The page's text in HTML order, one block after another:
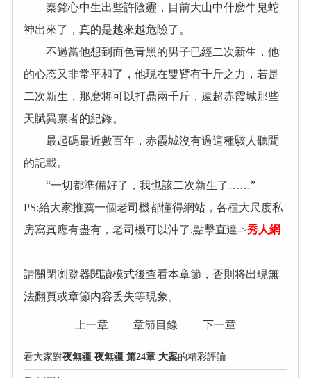
秦銘心中生出些許陰霾，目前大山中什麽牛鬼蛇
神出來了，真的是越來越危險了。
不過當他想到面色青黑的男子已經二次新生，他
的心态又非常平和了，他現在雙臂有千斤之力，若是
二次新生，那麽将可以打鼎兩千斤，遠超赤霞城那些
天賦異禀者的紀錄。
最起碼最近數百年，赤霞城沒有過這種駭人聽聞
的記載。
“一切都準備好了，我也該二次新生了……”
PS:給大家推薦一個老司機都懂得網站，各種大尺度私
房寫真應有盡有，老司機可以沖了.點擊直達->秀人網
請關閉浏覽器閱讀模式後查看本章節，否則将出現無
法翻頁或章節内容丢失等現象。
上一章 章節目錄 下一章
看大家對夜無疆 夜無疆 第24章 大案的精彩評論